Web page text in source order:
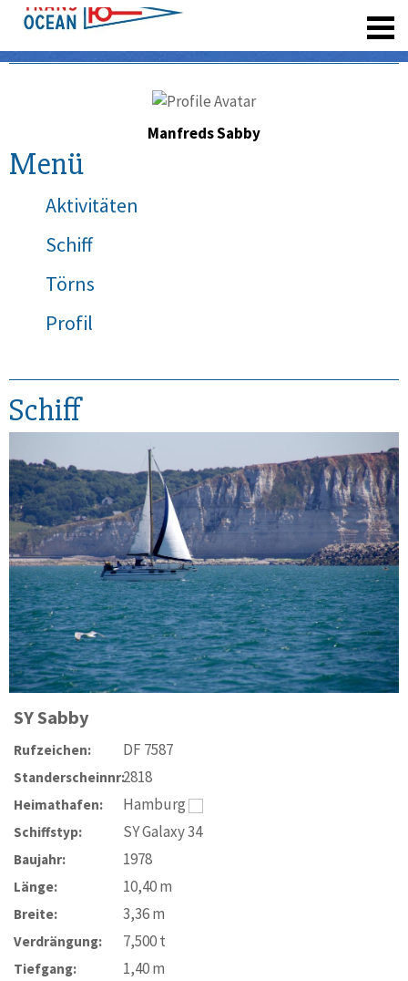
Manfreds Sabby
Menü
Aktivitäten
Schiff
Törns
Profil
Schiff
SYSabby
Rufzeichen: DF 7587
Standerscheinnr:2818
Heimathafen: Hamburg
Schiffstyp: SY Galaxy 34
Baujahr: 1978
Länge: 10,40m
Breite: 3,36m
Verdrängung: 7,500t
Tiefgang: 1,40m